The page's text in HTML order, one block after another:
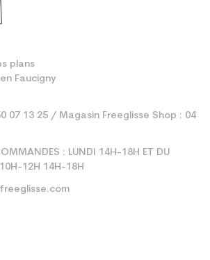
plans
Faucigny
07 13 25 / Magasin Freeglisse Shop : 04
: LUNDI 14H-18H ET DU
12H 14H-18H